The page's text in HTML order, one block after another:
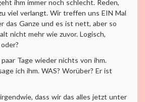
ihm immer noch schlecht. Reden,
viel verlangt. Wir treffen uns EIN Mal
das Ganze und es ist nett, aber so
nicht mehr wie zuvor. Logisch,
Tage wieder nichts von ihm.
ich ihm. WAS? Worüber? Er ist
dass wir das alles jetzt unter